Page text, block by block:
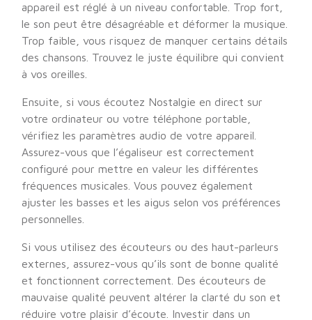
appareil est réglé à un niveau confortable. Trop fort,
le son peut être désagréable et déformer la musique.
Trop faible, vous risquez de manquer certains détails
des chansons. Trouvez le juste équilibre qui convient
à vos oreilles.
Ensuite, si vous écoutez Nostalgie en direct sur
votre ordinateur ou votre téléphone portable,
vérifiez les paramètres audio de votre appareil.
Assurez-vous que l’égaliseur est correctement
configuré pour mettre en valeur les différentes
fréquences musicales. Vous pouvez également
ajuster les basses et les aigus selon vos préférences
personnelles.
Si vous utilisez des écouteurs ou des haut-parleurs
externes, assurez-vous qu’ils sont de bonne qualité
et fonctionnent correctement. Des écouteurs de
mauvaise qualité peuvent altérer la clarté du son et
réduire votre plaisir d’écoute. Investir dans un